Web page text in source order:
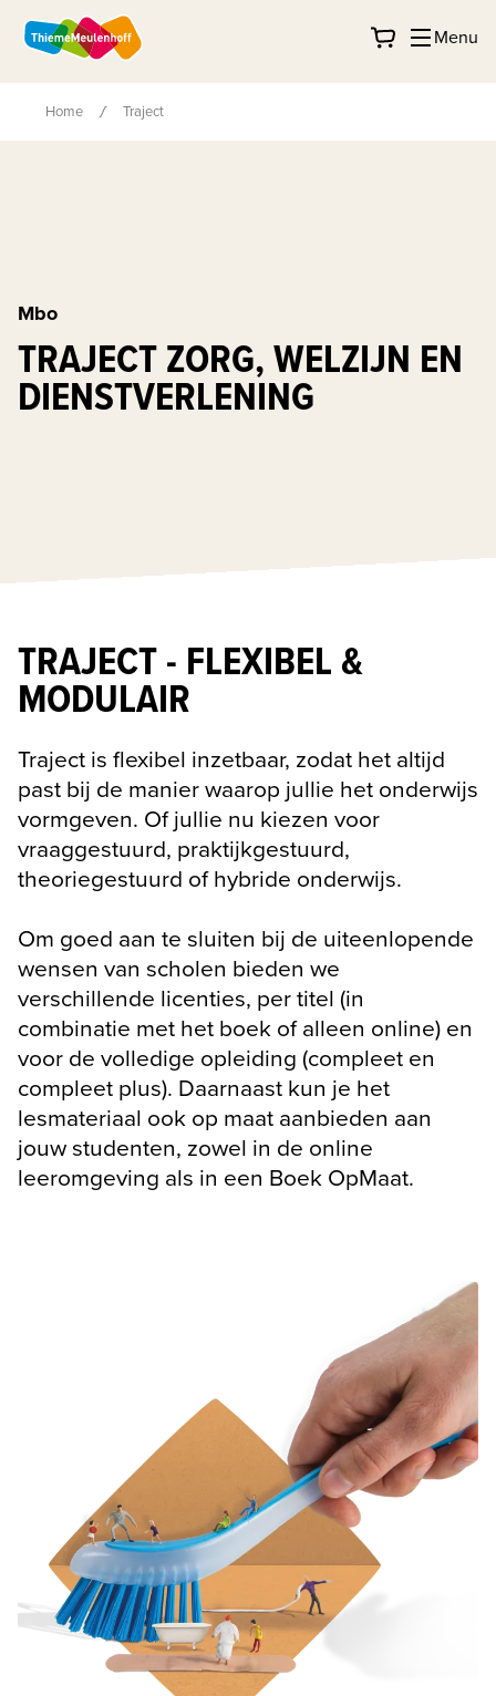
Menu
Home Traject
Mbo
TRAJECT ZORG, WELZIJN EN
DIENSTVERLENING
TRAJECT - FLEXIBEL &
MODULAIR
Traject is flexibel inzetbaar, zodat het altijd
past bij de manier waarop jullie het onderwijs
vormgeven. Of jullie nu kiezen voor
vraaggestuurd, praktijkgestuurd,
theoriegestuurd of hybride onderwijs.
Om goed aan te sluiten bij de uiteenlopende
wensen van scholen bieden we
verschillende licenties, per titel (in
combinatie met het boek of alleen online) en
voor de volledige opleiding (compleet en
compleet plus). Daarnaast kun je het
lesmateriaal ook op maat aanbieden aan
jouw studenten, zowel in de online
leeromgeving als in een Boek OpMaat.